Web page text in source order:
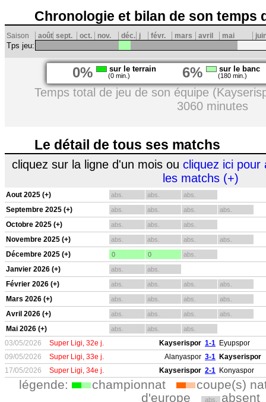
Chronologie et bilan de son temps
Saison août sept. oct. nov. déc. j févr. mars avril mai
Tps jeu:
0% sur le terrain
(0 min.) 6% sur le banc
(180 min.)
Temps total de jeu de son équipe
3060 minutes
Le détail de tous ses matchs
cliquez sur la ligne d'un mois ou cliquez ici pour
les matchs (+)
Aout 2025 (+) abs. abs. abs.
Septembre 2025 (+) abs. abs. abs. abs.
Octobre 2025 (+) abs. abs. abs.
Novembre 2025 (+) abs. abs. abs. abs.
Décembre 2025 (+) 0 0 abs.
Janvier 2026 (+) abs. abs.
Février 2026 (+) abs. abs. abs. abs.
Mars 2026 (+) abs. abs. abs. abs.
Avril 2026 (+) abs. abs. abs. abs.
Mai 2026 (+) abs. abs. abs.
03/05/2026 Super Ligi, 32e j. Kayserispor 1-1 Eyupspor
09/05/2026
Super Ligi, 33e j. Alanyaspor 3-1 Kayserispor
17/05/2026
Super Ligi, 34e j. Kayserispor 2-1 Konyaspor
légende: championnat
coupe(s)
d'europe
abs. absent